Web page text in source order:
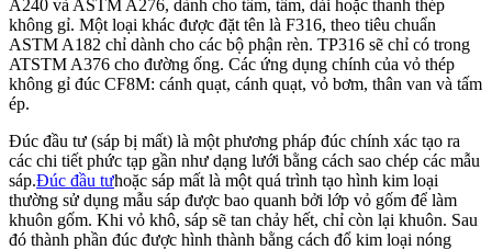
A240 và ASTM A276, dành cho tấm, tấm, dải hoặc thanh thép
không gỉ. Một loại khác được đặt tên là F316, theo tiêu chuẩn
ASTM A182 chỉ dành cho các bộ phận rèn. TP316 sẽ chỉ có trong
ATSTM A376 cho đường ống. Các ứng dụng chính của vỏ thép
không gỉ đúc CF8M: cánh quạt, cánh quạt, vỏ bơm, thân van và tấm
ép.
Đúc đầu tư (sáp bị mất) là một phương pháp đúc chính xác tạo ra
các chi tiết phức tạp gần như dạng lưới bằng cách sao chép các mẫu
sáp.Đúc đầu tưhoặc sáp mất là một quá trình tạo hình kim loại
thường sử dụng mẫu sáp được bao quanh bởi lớp vỏ gốm để làm
khuôn gốm. Khi vỏ khô, sáp sẽ tan chảy hết, chỉ còn lại khuôn. Sau
đó thành phần đúc được hình thành bằng cách đổ kim loại nóng